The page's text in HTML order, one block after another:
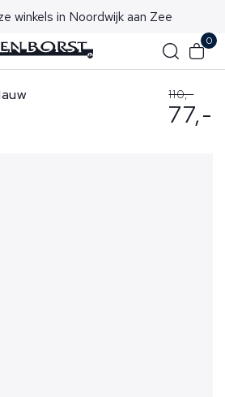
winkels in Noordwijk aan Zee
0
110,-
77,-